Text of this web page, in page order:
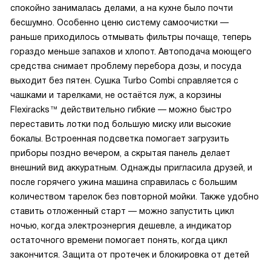
спокойно занималась делами, а на кухне было почти
бесшумно. Особенно ценю систему самоочистки —
раньше приходилось отмывать фильтры почаще, теперь
гораздо меньше запахов и хлопот. Автоподача моющего
средства снимает проблему перебора дозы, и посуда
выходит без пятен. Сушка Turbo Combi справляется с
чашками и тарелками, не остаётся луж, а корзины
Flexiracks™ действительно гибкие — можно быстро
переставить лотки под большую миску или высокие
бокалы. Встроенная подсветка помогает загрузить
приборы поздно вечером, а скрытая панель делает
внешний вид аккуратным. Однажды пригласила друзей, и
после горячего ужина машина справилась с большим
количеством тарелок без повторной мойки. Также удобно
ставить отложенный старт — можно запустить цикл
ночью, когда электроэнергия дешевле, а индикатор
остаточного времени помогает понять, когда цикл
закончится. Защита от протечек и блокировка от детей